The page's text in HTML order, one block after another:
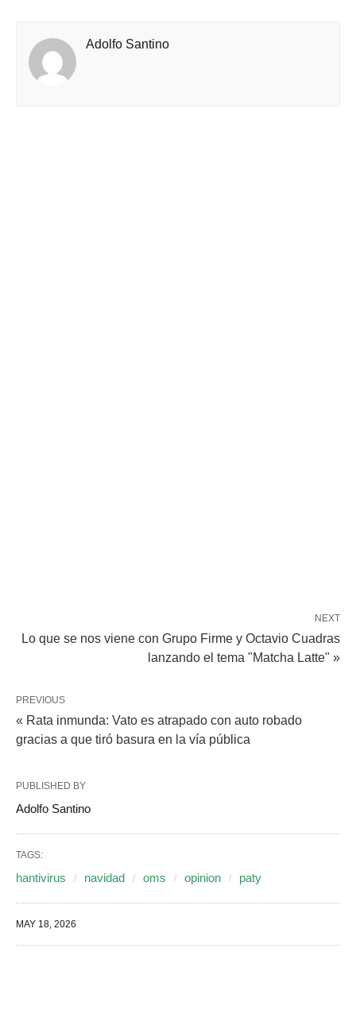
Adolfo Santino
NEXT
Lo que se nos viene con Grupo Firme y Octavio Cuadras
lanzando el tema "Matcha Latte" »
PREVIOUS
« Rata inmunda: Vato es atrapado con auto robado
gracias a que tiró basura en la vía pública
PUBLISHED BY
Adolfo Santino
TAGS:
hantivirus navidad oms opinion paty
MAY 18, 2026